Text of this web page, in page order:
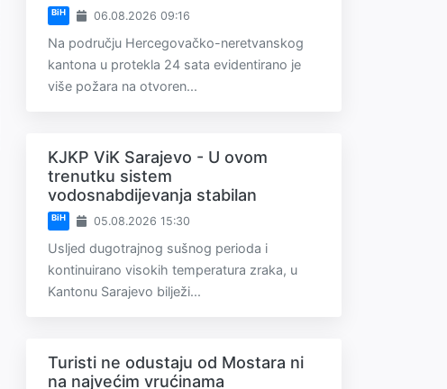
BiH 06.08.2026 09:16
Na području Hercegovačko-neretvanskog
kantona u protekla 24 sata evidentirano je
više požara na otvoren...
KJKP ViK Sarajevo - U ovom
trenutku sistem
vodosnabdijevanja stabilan
BiH 05.08.2026 15:30
Usljed dugotrajnog sušnog perioda i
kontinuirano visokih temperatura zraka, u
Kantonu Sarajevo bilježi...
Turisti ne odustaju od Mostara ni
na najvećim vrućinama